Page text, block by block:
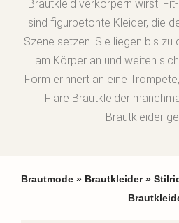
Brautkleid verkörpern wirst.
sind figurbetonte Kleider, die
Szene setzen. Sie liegen bis zu
am Körper an und weiten
Form erinnert an eine
Flare Brautkleider
Brautkleider
Brautmode» Brautkleider»